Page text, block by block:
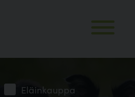
Eläinkauppa